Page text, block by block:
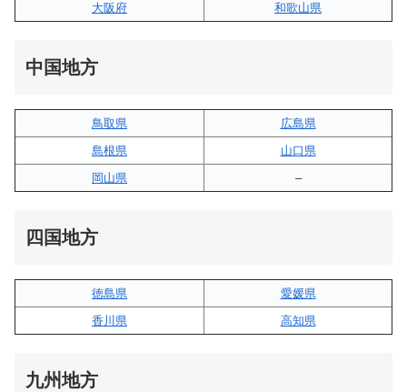
大阪府
和歌山県
中国地方
鳥取県
広島県
島根県
山口県
岡山県
–
四国地方
徳島県
愛媛県
香川県
高知県
九州地方